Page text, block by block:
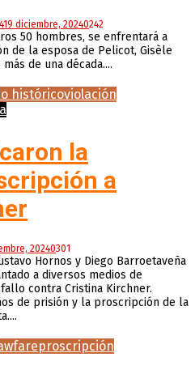
19 diciembre, 20240242
50 hombres, se enfrentará a
de la esposa de Pelicot, Gisèle
de una década....
históricoviolación
la
a
20240301
Hornos y Diego Barroetaveña
a diversos medios de
contra Cristina Kirchner.
de prisión y la proscripción de la
proscripción